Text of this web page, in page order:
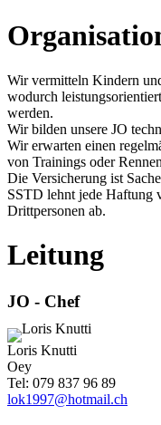
Wir vermitteln Kindern
wodurch
werden.
Wir bilden unsere JO
Wir erwarten einen
von Trainings oder
Die Versicherung ist
SSTD lehnt jede Haftung
Drittpersonen ab.
Leitung
JO - Chef
Loris Knutti
Oey
Tel: 079 837 96 89
lok1997@hotmail.ch